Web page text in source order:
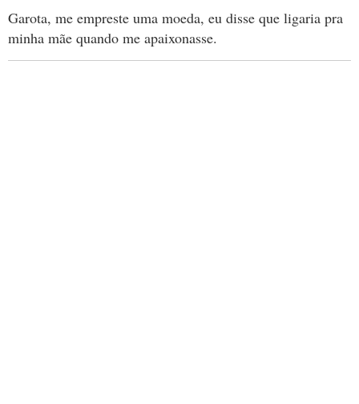
Garota, me empreste uma moeda, eu disse que ligaria pra
minha mãe quando me apaixonasse.